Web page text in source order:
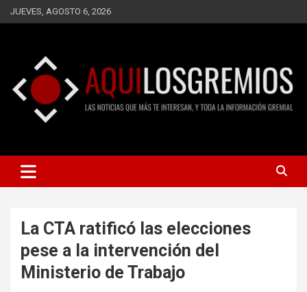
Saltar
al
JUEVES, AGOSTO 6, 2026
AQUÍ LOS GREMIOS
INFORMACIÓN GREMIAL
La CTA ratificó las elecciones
pese a la intervención del
Ministerio de Trabajo